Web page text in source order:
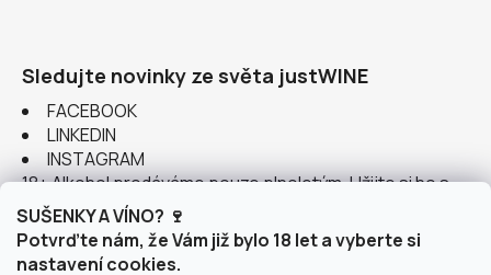
SUŠENKY A VÍNO? 🍷
Potvrďte nám, že Vám již bylo 18 let a vyberte si
nastavení cookies.
Sledujte novinky ze světa justWINE
FACEBOOK
LINKEDIN
INSTAGRAM
18+ Alkohol prodáváme pouze plnoletým. Užijte si ho s
rozumem.